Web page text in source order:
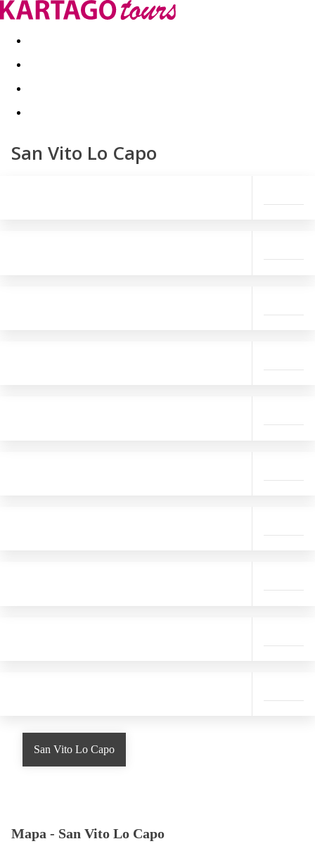
Last minute Dovolenkové kluby
San Vito Lo Capo
San Vito Lo Capo
Mapa - San Vito Lo Capo